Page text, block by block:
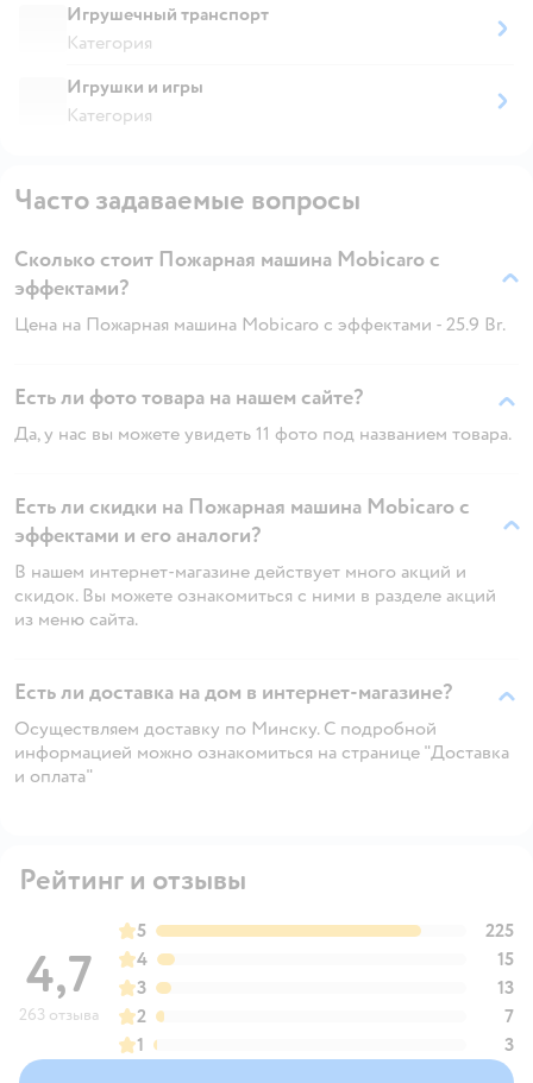
Игрушечный транспорт
Категория
Игрушки и игры
Категория
Часто задаваемые вопросы
Сколько стоит Пожарная машина Mobicaro с
эффектами?
Цена на Пожарная машина Mobicaro с эффектами - 25.9 Br.
Есть ли фото товара на нашем сайте?
Да, у нас вы можете увидеть 11 фото под названием товара.
Есть ли скидки на Пожарная машина Mobicaro с
эффектами и его аналоги?
В нашем интернет-магазине действует много акций и
скидок. Вы можете ознакомиться с ними в разделе акций
из меню сайта.
Есть ли доставка на дом в интернет-магазине?
Осуществляем доставку по Минску. С подробной
информацией можно ознакомиться на странице "Доставка
и оплата"
Рейтинг и отзывы
4,7
263 отзыва
5
225
4
15
3
13
2
7
1
3